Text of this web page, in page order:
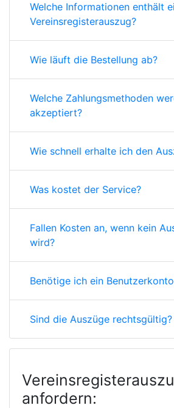
Welche Informationen enthält
Vereinsregisterauszug?
Wie läuft die Bestellung ab?
Welche Zahlungsmethoden
akzeptiert?
Wie schnell erhalte ich den
Was kostet der Service?
Fallen Kosten an, wenn kein
wird?
Benötige ich ein
Sind die Auszüge rechtsgültig?
anfordern: